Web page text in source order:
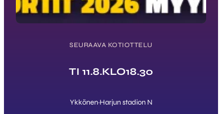
SEURAAVA KOTIOTTELU
TI 11.8.KLO18.30
Ykkönen·Harjun stadion N